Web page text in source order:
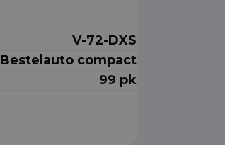
V-72-DXS
Bestelauto compact
99 pk